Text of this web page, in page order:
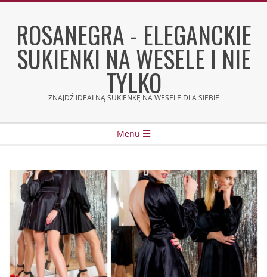
contentROSANEGRA - ELEGANCKIE
SUKIENKI NA WESELE I NIE
TYLKO
ZNAJDŹ IDEALNĄ SUKIENKĘ NA WESELE DLA SIEBIE
Menu